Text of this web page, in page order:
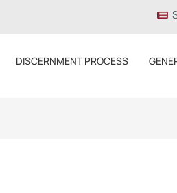
DISCERNMENT PROCESS